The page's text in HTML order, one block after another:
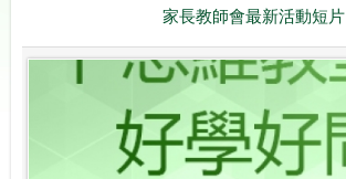
家長教師會最新活動短片